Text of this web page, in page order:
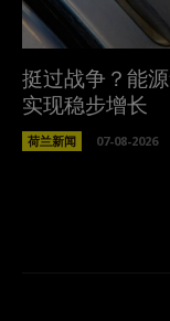
挺过战争？能
实现稳步增长
荷兰新闻 07-08-2026